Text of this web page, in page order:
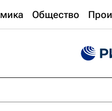
Общество